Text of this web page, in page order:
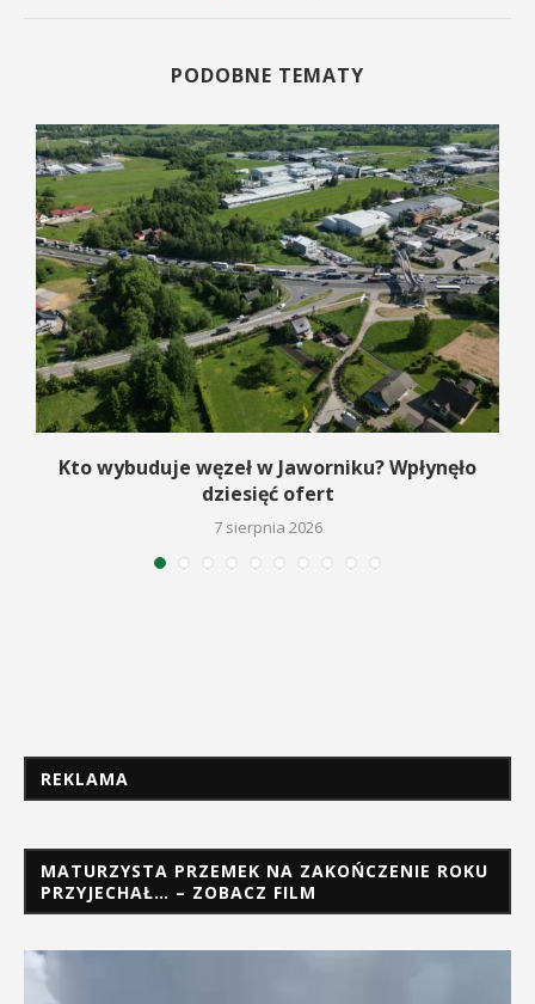
PODOBNE TEMATY
Kto wybuduje węzeł w Jaworniku? Wpłynęło
dziesięć ofert
7 sierpnia 2026
REKLAMA
MATURZYSTA PRZEMEK NA ZAKOŃCZENIE ROKU
PRZYJECHAŁ… – ZOBACZ FILM
Odtwarzacz